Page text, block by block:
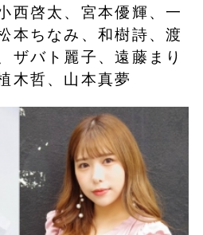
西啓太、宮本優輝、一
本ちなみ、和樹詩、渡
ザバト麗子、遠藤まり
木哲、山本真夢